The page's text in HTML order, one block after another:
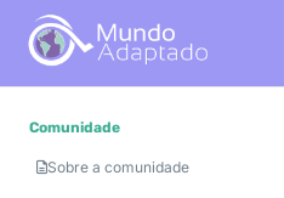
Comunidade
Sobre a comunidade